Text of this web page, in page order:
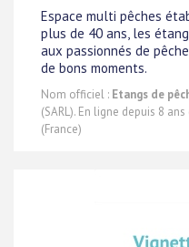
Espace multi pêches
plus de 40 ans, les
aux passionnés de
de bons moments.
Nom officiel : Etangs de
(SARL). En ligne depuis 8 ans
(France)